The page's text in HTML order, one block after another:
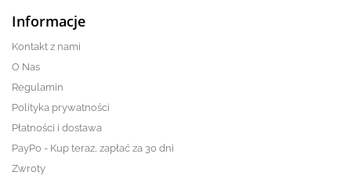
Informacje
Kontakt z nami
O Nas
Regulamin
Polityka prywatności
Płatności i dostawa
PayPo - Kup teraz, zapłać za 30 dni
Zwroty